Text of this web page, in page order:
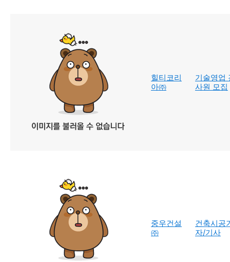
힐티코리
아㈜
기술영업
사원 모집
중우건설
㈜
건축시공
자/기사